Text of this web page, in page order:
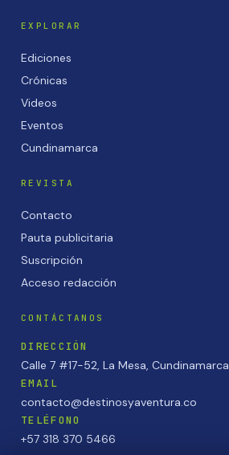
EXPLORAR
Ediciones
Crónicas
Videos
Eventos
Cundinamarca
REVISTA
Contacto
Pauta publicitaria
Suscripción
Acceso redacción
CONTÁCTANOS
DIRECCIÓN
Calle 7 #17-52, La Mesa, Cundinamarca
EMAIL
contacto@destinosyaventura.co
TELÉFONO
+57 318 370 5466